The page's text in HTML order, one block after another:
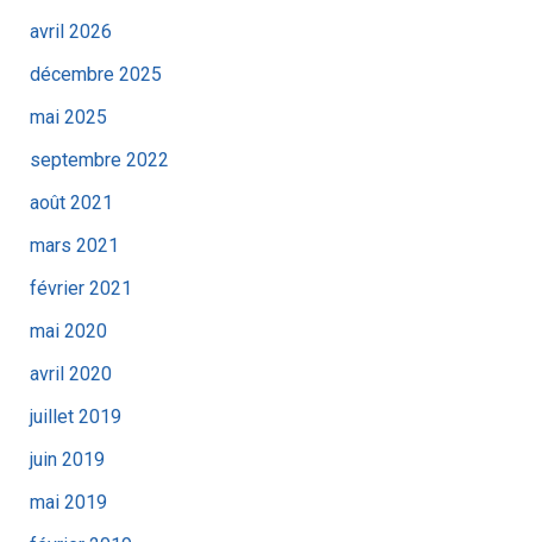
avril 2026
décembre 2025
mai 2025
septembre 2022
août 2021
mars 2021
février 2021
mai 2020
avril 2020
juillet 2019
juin 2019
mai 2019